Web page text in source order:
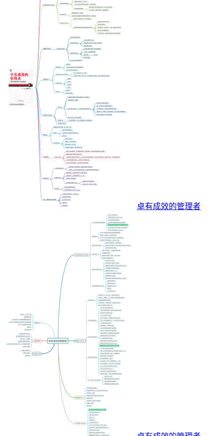
卓有成效的管理者